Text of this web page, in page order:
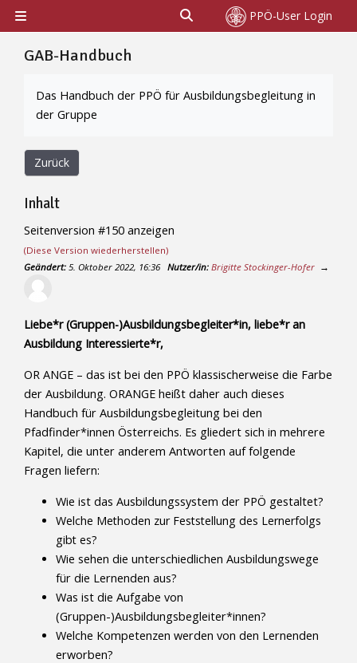
Zum Hauptinhalt
Website-Übersicht
Sucheingabe umschalten
PPÖ-User Login
GAB-Handbuch
Das Handbuch der PPÖ für Ausbildungsbegleitung in
der Gruppe
Zurück
Inhalt
Seitenversion #150 anzeigen
(Diese Version wiederherstellen)
Geändert: 5. Oktober 2022, 16:36 Nutzer/in: Brigitte Stockinger-Hofer →
Liebe*r (Gruppen-)Ausbildungsbegleiter*in, liebe*r an
Ausbildung Interessierte*r,
OR ANGE – das ist bei den PPÖ klassischerweise die Farbe
der Ausbildung. ORANGE heißt daher auch dieses
Handbuch für Ausbildungsbegleitung bei den
Pfadfinder*innen Österreichs. Es gliedert sich in mehrere
Kapitel, die unter anderem Antworten auf folgende
Fragen liefern:
Wie ist das Ausbildungssystem der PPÖ gestaltet?
Welche Methoden zur Feststellung des Lernerfolgs
gibt es?
Wie sehen die unterschiedlichen Ausbildungswege
für die Lernenden aus?
Was ist die Aufgabe von
(Gruppen-)Ausbildungsbegleiter*innen?
Welche Kompetenzen werden von den Lernenden
erworben?